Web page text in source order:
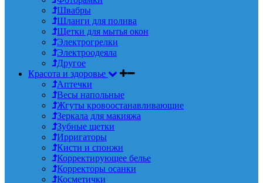
Швабры
Шланги для полива
Щетки для мытья окон
Электрогрелки
Электроодеяла
Другое
Красота и здоровье
Аптечки
Весы напольные
Жгуты кровоостанавливающие
Зеркала для макияжа
Зубные щетки
Ирригаторы
Кисти и спонжи
Корректирующее белье
Корректоры осанки
Косметички